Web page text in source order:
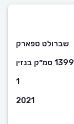
שברולט ספארק
1399 סמ״ק בנזין
1
2021